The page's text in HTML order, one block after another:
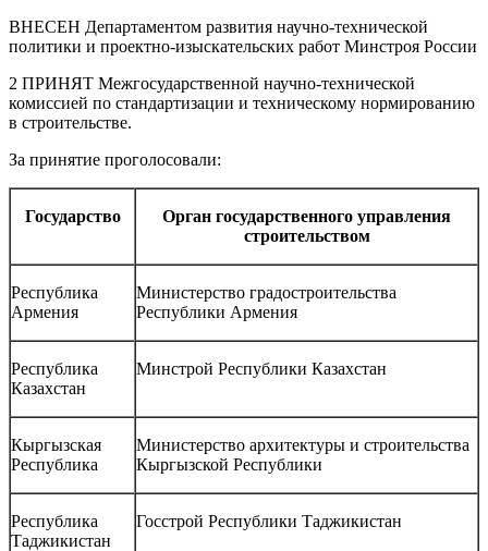
ВНЕСЕН Департаментом развития научно-технической
политики и проектно-изыскательских работ Минстроя России
2 ПРИНЯТ Межгосударственной научно-технической
комиссией по стандартизации и техническому нормированию
в строительстве.
За принятие проголосовали:
Государство
Орган государственного управления
строительством
Республика
Армения
Министерство градостроительства
Республики Армения
Республика
Казахстан
Минстрой Республики Казахстан
Кыргызская
Республика
Министерство архитектуры и строительства
Кыргызской Республики
Республика
Таджикистан
Госстрой Республики Таджикистан